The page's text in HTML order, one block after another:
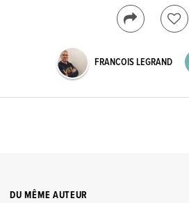
FRANCOIS LEGRAND
DU MÊME AUTEUR